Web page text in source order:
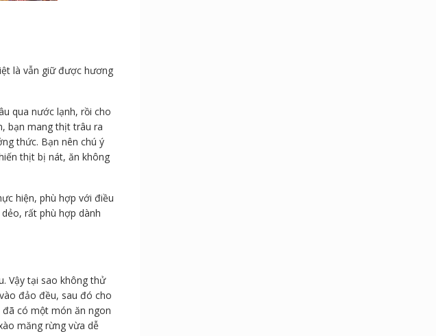
là vẫn giữ được hương
qua nước lạnh, rồi cho
bạn mang thịt trâu ra
thức. Bạn nên chú ý
thịt bị nát, ăn không
hiện, phù hợp với điều
rất phù hợp dành
Vậy tại sao không thử
đảo đều, sau đó cho
đã có một món ăn ngon
măng rừng vừa dễ